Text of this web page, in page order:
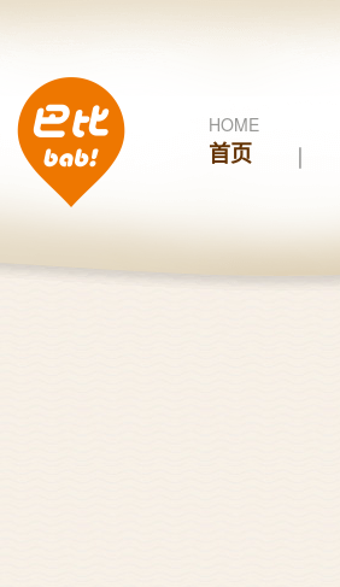
HOME
首页